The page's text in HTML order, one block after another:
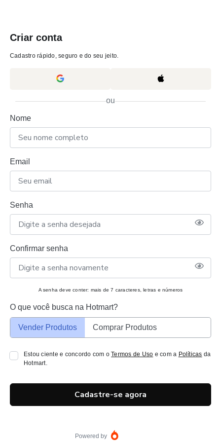
Criar conta
Cadastro rápido, seguro e do seu jeito.
ou
Nome
Email
Senha
Confirmar senha
A senha deve conter: mais de 7 caracteres, letras e números
O que você busca na Hotmart?
Vender Produtos Comprar Produtos
Estou ciente e concordo com oTermos de Uso e com a Políticas da
Hotmart.
Cadastre-se agora
Powered by